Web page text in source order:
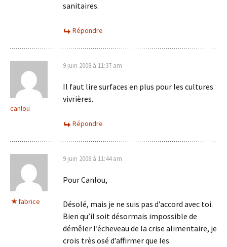
sanitaires.
Répondre
canlou
9 juin 2008 à 11:37 am
Il faut lire surfaces en plus pour les cultures
vivrières.
Répondre
fabrice
9 juin 2008 à 11:44 am
Pour Canlou,
Désolé, mais je ne suis pas d’accord avec toi.
Bien qu’il soit désormais impossible de
démêler l’écheveau de la crise alimentaire, je
crois très osé d’affirmer que les